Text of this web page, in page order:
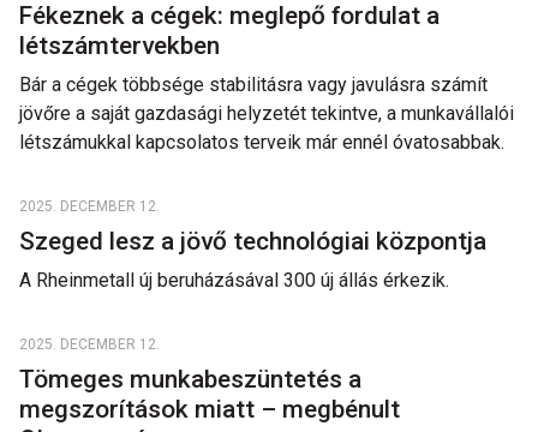
Fékeznek a cégek: meglepő fordulat a
létszámtervekben
Bár a cégek többsége stabilitásra vagy javulásra számít
jövőre a saját gazdasági helyzetét tekintve, a munkavállalói
létszámukkal kapcsolatos terveik már ennél óvatosabbak.
2025. DECEMBER 12.
Szeged lesz a jövő technológiai központja
A Rheinmetall új beruházásával 300 új állás érkezik.
2025. DECEMBER 12.
Tömeges munkabeszüntetés a
megszorítások miatt – megbénult